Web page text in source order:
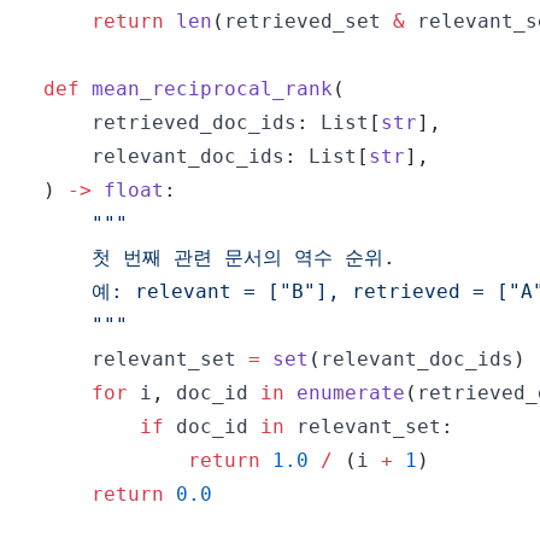
return
len ( retrieved_set &
def mean_reciprocal_rank (
    retrieved_doc_ids
: List [ str] ,
    relevant_doc_ids
: List [ str] ,
)
-> float :
    """
    relevant_set
= set ( relevant_doc_ids )
for i , doc_id in enumerate (
if doc_id in relevant_set :
return
1.0 / ( i + 1 )
return
0.0